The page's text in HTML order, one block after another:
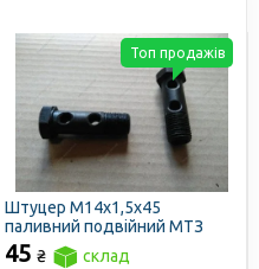
Штуцер М14х1,5х45
паливний подвійний МТЗ
45 ₴ склад
Топ продажів